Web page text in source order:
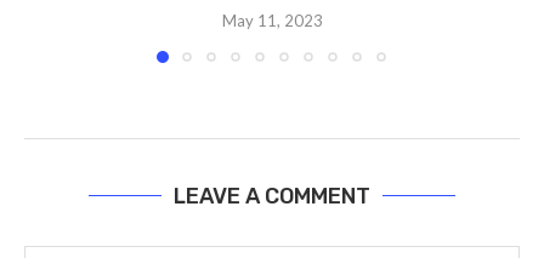
May 11, 2023
LEAVE A COMMENT